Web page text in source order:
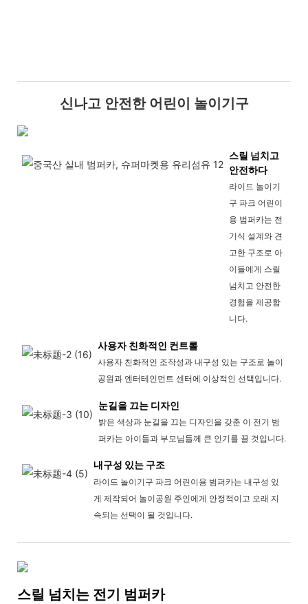
신나고 안전한 어린이 놀이기구
스릴 넘치고
안전하다
라이드 놀이기
구 파크 어린이
용 범퍼카는 전
기식 설계와 견
고한 구조로 아
이들에게 스릴
넘치고 안전한
경험을 제공합
니다.
사용자 친화적인 컨트롤
사용자 친화적인 조작성과 내구성 있는 구조로 놀이
공원과 엔터테인먼트 센터에 이상적인 선택입니다.
눈길을 끄는 디자인
밝은 색상과 눈길을 끄는 디자인을 갖춘 이 전기 범
퍼카는 아이들과 부모님들께 큰 인기를 끌 것입니다.
내구성 있는 구조
라이드 놀이기구 파크 어린이용 범퍼카는 내구성 있
게 제작되어 놀이공원 주인에게 안정적이고 오래 지
속되는 선택이 될 것입니다.
스릴 넘치는 전기 범퍼카